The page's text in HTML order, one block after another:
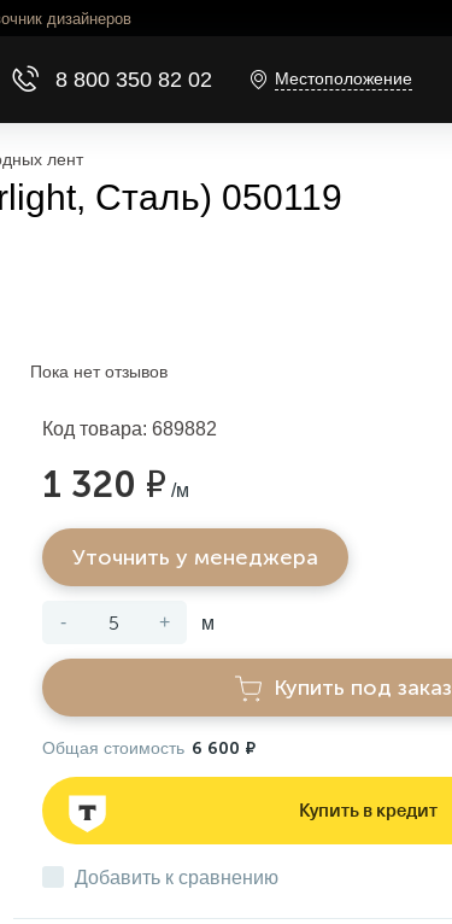
дизайнеров
Местоположение
8 800 350 82 02
лент
Сталь) 050119
Пока нет отзывов
Код товара: 689882
1 320 ₽ /м
Уточнить у менеджера
- + м
Купить под заказ
Общая стоимость 6 600 ₽
Купить в кредит
Добавить к сравнению